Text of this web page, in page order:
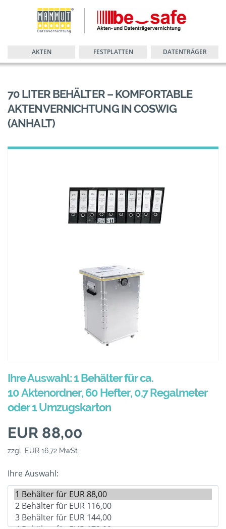
AKTEN FESTPLATTEN DATENTRÄGER
70 LITER BEHÄLTER – KOMFORTABLE
AKTENVERNICHTUNG IN COSWIG
(ANHALT)
Ihre Auswahl: 1 Behälter für ca.
10 Aktenordner, 60 Hefter, 0,7 Regalmeter
oder 1 Umzugskarton
EUR 88,00
zzgl. EUR 16,72 MwSt.
Ihre Auswahl: